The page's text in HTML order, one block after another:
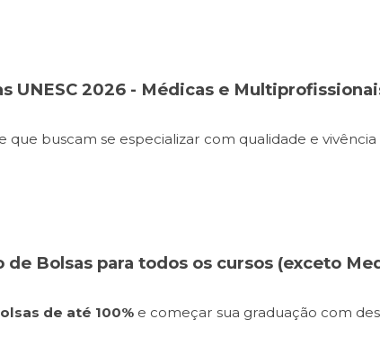
UNESC 2026 - Médicas e
que buscam se especializar com qualidade e
de Bolsas para todos os cursos (exceto
de até 100% e começar sua graduação com